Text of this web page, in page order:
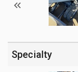
Specialty